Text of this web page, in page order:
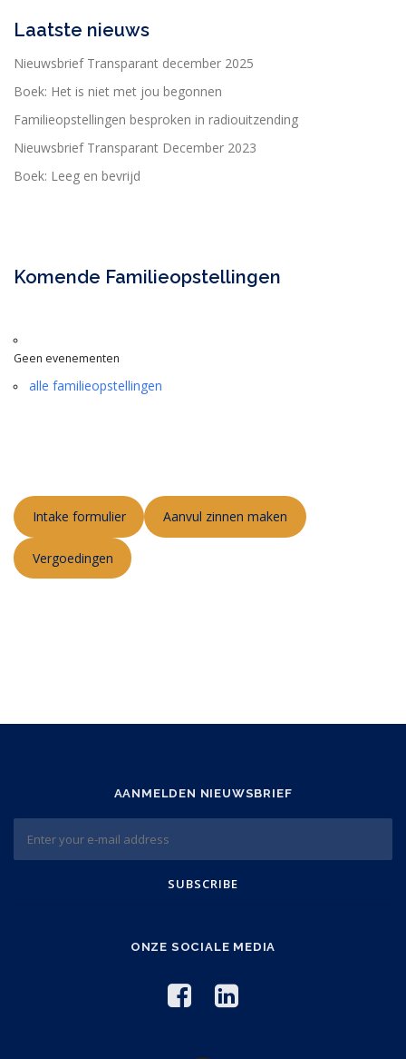
Laatste nieuws
Nieuwsbrief Transparant december 2025
Boek: Het is niet met jou begonnen
Familieopstellingen besproken in radiouitzending
Nieuwsbrief Transparant December 2023
Boek: Leeg en bevrijd
Komende Familieopstellingen
Geen evenementen
alle familieopstellingen
Intake formulier Aanvul zinnen maken
Vergoedingen
AANMELDEN NIEUWSBRIEF
ONZE SOCIALE MEDIA